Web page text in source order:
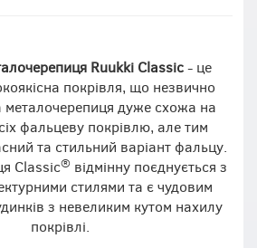
Ruukki Classic- це
покрівля, що незвично
металочерепиця дуже схожа на
фальцеву покрівлю, але тим
та стильний варіант фальцу.
Classic® відмінну поєднується з
стилями та є чудовим
з невеликим кутом нахилу
покрівлі.